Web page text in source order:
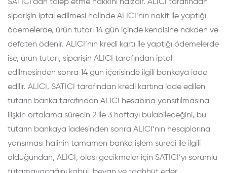
SATICI’dan talep etme hakkını haizdir. ALICI tarafından
siparişin iptal edilmesi halinde ALICI’nın nakit ile yaptığı
ödemelerde, ürün tutarı 14 gün içinde kendisine nakden ve
defaten ödenir. ALICI’nın kredi kartı ile yaptığı ödemelerde
ise, ürün tutarı, siparişin ALICI tarafından iptal
edilmesinden sonra 14 gün içerisinde ilgili bankaya iade
edilir. ALICI, SATICI tarafından kredi kartına iade edilen
tutarın banka tarafından ALICI hesabına yansıtılmasına
ilişkin ortalama sürecin 2 ile 3 haftayı bulabileceğini, bu
tutarın bankaya iadesinden sonra ALICI’nın hesaplarına
yansıması halinin tamamen banka işlem süreci ile ilgili
olduğundan, ALICI, olası gecikmeler için SATICI’yı sorumlu